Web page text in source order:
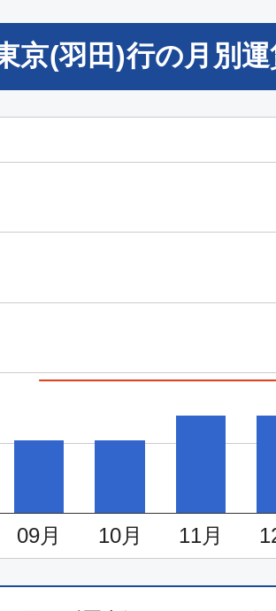
普通席
福岡
07:00
東京(
普通席
11:50
普通席
15:55
東京(
エコノミー
京(羽田)行の月別
09月 10月 11月